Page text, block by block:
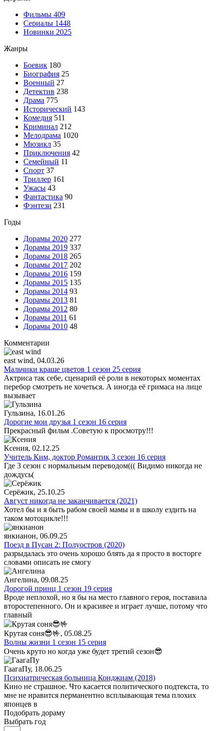
Фильмы 409
Сериалы 1448
Новинки 2025
Жанры
Боевик 180
Биография 25
Военный 27
Детектив 238
Драма 775
Исторический 143
Комедия 511
Криминал 212
Мелодрама 1020
Мюзикл 35
Приключения 42
Семейный 11
Спорт 37
Триллер 161
Ужасы 43
Фантастика 90
Фэнтези 231
Годы
Дорамы 2020 277
Дорамы 2019 337
Дорамы 2018 265
Дорамы 2017 202
Дорамы 2016 159
Дорамы 2015 135
Дорамы 2014 93
Дорамы 2013 81
Дорамы 2012 80
Дорамы 2011 61
Дорамы 2010 48
Комментарии
east wind, 04.03.26
Мальчики краше цветов 1 сезон 25 серия
Актриса так себе, сценарий её роли в некоторых моментах
перебор смотреть не хочеться. А иногда её гримаса на лице
вызывает
Гульзина, 16.01.26
Дорогие мои друзья 1 сезон 16 серия
Прекрасный фильм .Советую к просмотру!!!
Ксения, 02.12.25
Учитель Ким, доктор Романтик 3 сезон 16 серия
Где 3 сезон с нормальным переводом((( Видимо никогда не
дождусь(
Серёжик, 25.10.25
Август никогда не заканчивается (2021)
Хотел бы и я быть рабом своей мамы и в школу ездить на
таком мотоцикле!!!
янкианон, 06.09.25
Поезд в Пусан 2: Полуостров (2020)
разрыдалась это очень хорошо блять да я просто в восторге
словами описать не смогу
Ангелина, 09.08.25
Дорогой принц 1 сезон 19 серия
Вроде неплохой, но я бы на место главного героя, поставила
второстепенного. Он и красивее и играет лучше, потому что
главный
Крутая соня😎🤟, 05.08.25
Волны жизни 1 сезон 15 серия
Очень круто но когда уже будет третий сезон😎
ГаагаПу, 18.06.25
Психиатрическая больница Конджиам (2018)
Кино не страшное. Что касается политического подтекста, то
мне не нравится перманентно всплывающая тема плохих
японцев в
Подобрать дораму
Выбрать год